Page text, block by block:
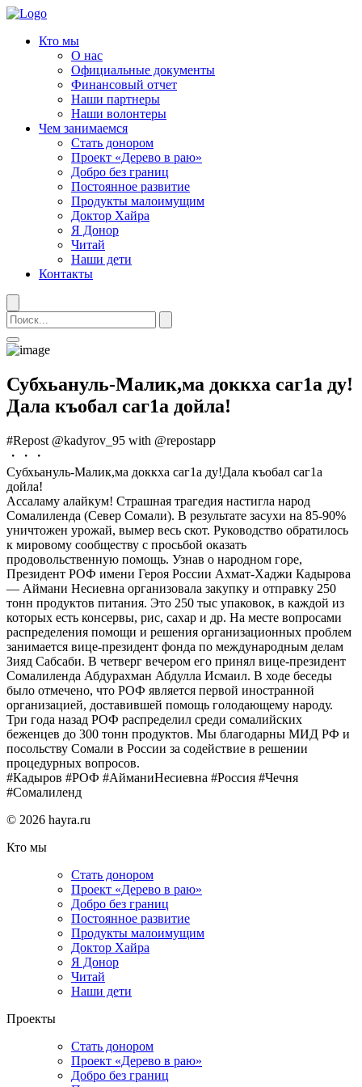
Кто мы
О нас
Официальные документы
Финансовый отчет
Наши партнеры
Наши волонтеры
Чем занимаемся
Стать донором
Проект «Дерево в раю»
Добро без границ
Постоянное развитие
Продукты малоимущим
Доктор Хайра
Я Донор
Читай
Наши дети
Контакты
Субхьануль-Малик,ма доккха саг1а ду!
Дала къобал саг1а дойла!
#Repost @kadyrov_95 with @repostapp
・・・
Субхьануль-Малик,ма доккха саг1а ду!Дала къобал саг1а
дойла!
Ассаламу алайкум! Страшная трагедия настигла народ
Сомалиленда (Север Сомали). В результате засухи на 85-90%
уничтожен урожай, вымер весь скот. Руководство обратилось
к мировому сообществу с просьбой оказать
продовольственную помощь. Узнав о народном горе,
Президент РОФ имени Героя России Ахмат-Хаджи Кадырова
— Аймани Несиевна организовала закупку и отправку 250
тонн продуктов питания. Это 250 тыс упаковок, в каждой из
которых есть консервы, рис, сахар и др. На месте вопросами
распределения помощи и решения организационных проблем
занимается вице-президент фонда по международным делам
Зияд Сабсаби. В четверг вечером его принял вице-президент
Сомалиленда Абдурахман Абдулла Исмаил. В ходе беседы
было отмечено, что РОФ является первой иностранной
организацией, доставившей помощь голодающему народу.
Три года назад РОФ распределил среди сомалийских
беженцев до 300 тонн продуктов. Мы благодарны МИД РФ и
посольству Сомали в России за содействие в решении
процедурных вопросов.
#Кадыров #РОФ #АйманиНесиевна #Россия #Чечня
#Сомалиленд
© 2026 hayra.ru
Кто мы
Стать донором
Проект «Дерево в раю»
Добро без границ
Постоянное развитие
Продукты малоимущим
Доктор Хайра
Я Донор
Читай
Наши дети
Проекты
Стать донором
Проект «Дерево в раю»
Добро без границ